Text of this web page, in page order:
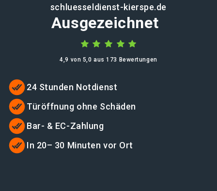
schluesseldienst-kierspe.de
Ausgezeichnet
4,9 von 5,0 aus 173 Bewertungen
24 Stunden Notdienst
Türöffnung ohne Schäden
Bar- & EC-Zahlung
In 20– 30 Minuten vor Ort